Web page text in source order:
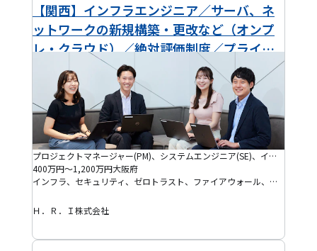
【関西】インフラエンジニア／サーバ、ネ
ットワークの新規構築・更改など（オンプ
レ・クラウド）／絶対評価制度／プライム
案件あり／稼働率98％！リモート案件あ
り！
プロジェクトマネージャー(PM)、システムエンジニア(SE)、インフラ保守運用・監視、インフラエンジニア、クラウドエンジニア、セキュリティエンジニア、ネットワークエンジニア、PMO、プロジェクトリーダー(PL)、プロダクトマネージャー(PdM)、アジャイルコーチ・スクラムマスター、ブリッジSE
400万円～1,200万円大阪府
インフラ、セキュリティ、ゼロトラスト、ファイアウォール、サイバーセキュリティ、AWS、Azure、Cisco、JP1、情報セキュリティマネジメントシステム(ISMS)、損保、決済、生保、クラウド移行、証券、金融、銀行、リース、クレジット・信販、製造、半導体、自動車、不動産、人材、出版・メディア、医療、商社、小売、広告、建設、機械、物流、航空、行政・官公庁、製薬、通信・キャリア、防衛、電力・ガス・エネルギー、ゲーム、コンテナオーケストレーション、Active Directory、AIX、Alaxala、Alibaba Cloud、Android、Apresia、AS400、AWS Amplify、AWS CloudFormation、AWS CloudWatch、AWS Cognito、AWS DynamoDB、AWS EC2、AWS ECS、AWS EKS、AWS Elasticsearch、AWS Glue、AWS IAM、AWS Kinesis、AWS Lambda、AWS RDS、AWS Redshift、AWS S3、AWS SNS、AWS SQS、AWS Step Functions、Azure Active Directory(Azure AD)、Azure App Services、Azure Architecture Center、Azure Blob Storage、Azure Cognitive Services、Azure Cosmos DB、Azure Data Factory、Azure DevOps、Azure Disk Storage、Azure Event Hubs、Azure Functions、Azure Kubernetes Service、Azure Logic Apps、Azure Monitor、Azure Policy、Azure Service Bus、Azure SQL Database、Azure Synapse Analytics、Azure Virtual Machines、BIG-IP、BlueCoat、Bluetooth、BMC Remedy、Carrier Aggregation、Catalyst、CentOS、Check Point、Citrix Hypervisor、Consul、CSIRT、Debian、DigitalOcean、Docker、Dynatrace、EDR、ELK Stack、FortiGate、FreeBSD、Grafana、HP-UX、Hyper-V、IBM Cloud、iOS、Juniper Networks、Jupyter Notebook、Kubernetes、KVM、Linode、Linux、Linuxサーバー、MacOS、ManageEngine、Microsoft Intune、MIMO、Nagios、New Relic、Nexus(NW)、NFV、Nmap、Nutanix、OpenFlow、OpenShift、OpenStack、OpenVPN、Palo Alto、pfSense、Prometheus、Proxmox、Red Hat Enterprise Linux(RHEL)、Red Hat OpenShift、SASE、SD-WAN、Small Cells、Snort、Solaris、SolarWinds、Sophos、Splunk、SSG、Suricata、System Center、Tenable、Terraform、Tomcat、Ubuntu、Unix、Vagrant、vCloud Director、ViRP、VMware、WebSphere Application Server(WAS)、Windows、Windows Server、Wireshark、Xen、Zabbix、z/OS、システム監視
Ｈ．Ｒ．Ｉ株式会社